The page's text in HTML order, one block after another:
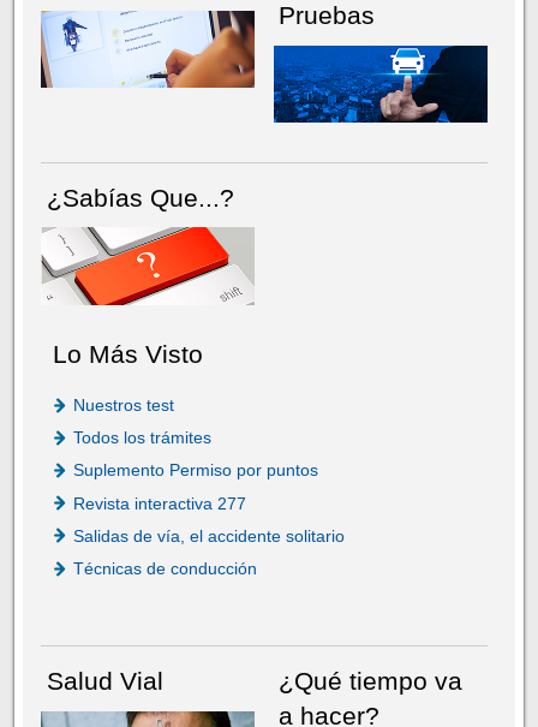
Pruebas
¿Sabías Que...?
Lo Más Visto
Nuestros test
Todos los trámites
Suplemento Permiso por puntos
Revista interactiva 277
Salidas de vía, el accidente solitario
Técnicas de conducción
Salud Vial
¿Qué tiempo va
a hacer?